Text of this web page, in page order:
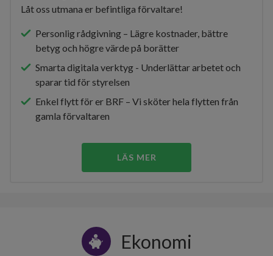
Låt oss utmana er befintliga förvaltare!
Personlig rådgivning – Lägre kostnader, bättre
betyg och högre värde på borätter
Smarta digitala verktyg - Underlättar arbetet och
sparar tid för styrelsen
Enkel flytt för er BRF – Vi sköter hela flytten från
gamla förvaltaren
LÄS MER
Ekonomi